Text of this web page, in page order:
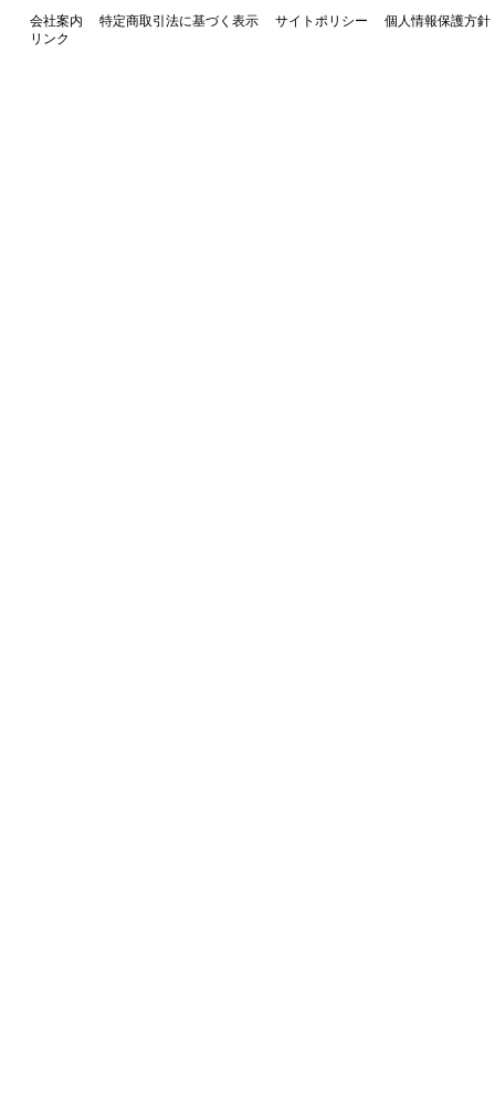
会社案内 特定商取引法に基づく表示 サイトポリシー
個人情報保護方針
リンク